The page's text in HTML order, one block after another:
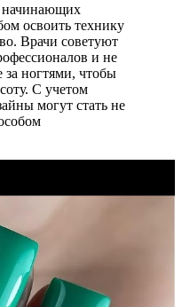
начинающих
освоить технику
Врачи советуют
и не
за ногтями, чтобы
С учетом
могут стать не